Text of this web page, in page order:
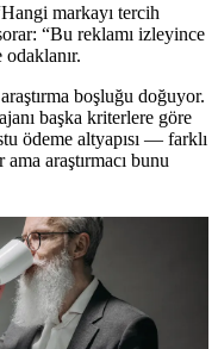
markayı tercih
“Bu reklamı izleyince
boşluğu doğuyor.
başka kriterlere göre
ödeme altyapısı — farklı
araştırmacı bunu